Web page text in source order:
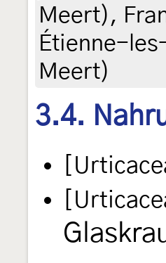
Meert),
Étienne-
Meert)
3.4.